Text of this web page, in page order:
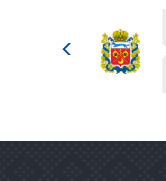
Министерство
культуры
Российской
федерации